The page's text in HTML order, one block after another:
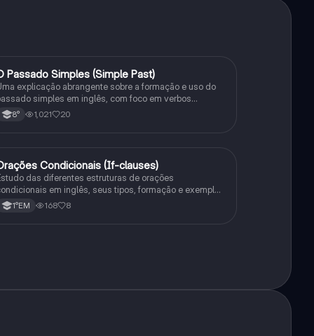
Inglês
Passado Simples (Simple Past)
explicação abrangente sobre a formação e uso do
simples em inglês, com foco em verbos
regulares e irregulares, frases negativas e interrogativas.
8° 1,021 20
Inglês Condicionais (If-clauses)
das diferentes estruturas de orações
em inglês, seus tipos, formação e exemplos
de uso.
1°EM 168 8